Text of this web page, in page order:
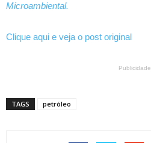
Microambiental.
Clique aqui e veja o post original
Publicidade
TAGS petróleo